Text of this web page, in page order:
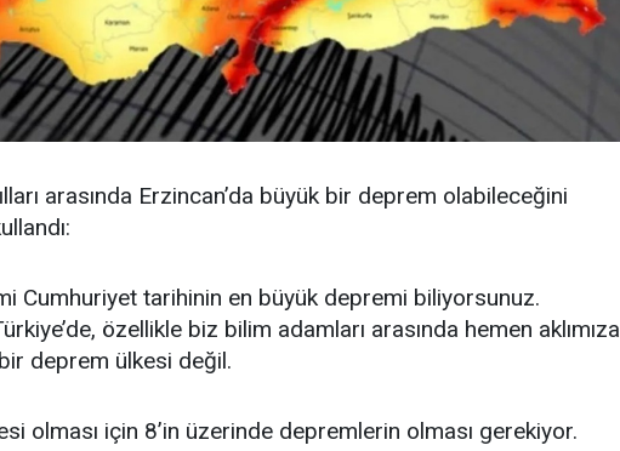
arasında Erzincan’da büyük bir deprem olabileceğini
Cumhuriyet tarihinin en büyük depremi biliyorsunuz.
özellikle biz bilim adamları arasında hemen aklımıza
deprem ülkesi değil.
olması için 8’in üzerinde depremlerin olması gerekiyor.